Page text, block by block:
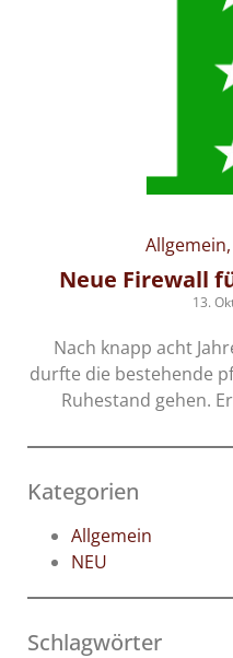
Allgemein
Neue Firewall
13.
Nach knapp acht
durfte die bestehende
Ruhestand gehen.
Kategorien
Allgemein
NEU
Schlagwörter